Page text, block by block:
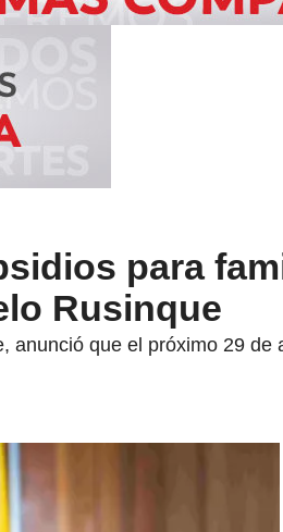
para
Rusinque
que el próximo 29 de